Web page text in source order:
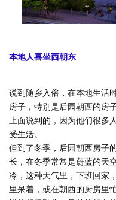
本地人喜坐西朝东
说到随乡入俗，在本地生活
房子，特别是后园朝西的房
上面说到的，因为他们很多
受生活。
但到了冬季，后园朝西房子
长，在冬季常常是蔚蓝的天
冷，这种天气里，下班回家
里呆着，或在朝西的厨房里